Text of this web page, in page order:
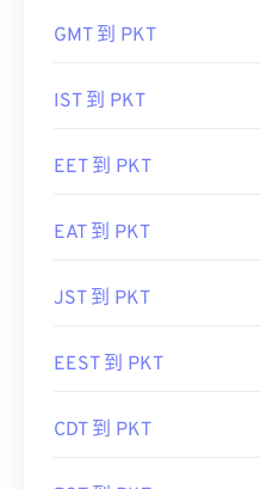
GMT 到 PKT
IST 到 PKT
EET 到 PKT
EAT 到 PKT
JST 到 PKT
EEST 到 PKT
CDT 到 PKT